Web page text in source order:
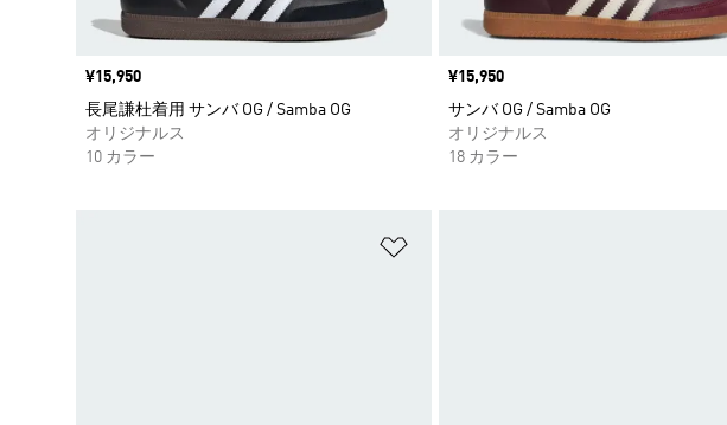
価格
¥15,950
長尾謙杜着用 サンバ OG / Samba OG
オリジナルス
10 カラー
価格
¥15,950
サンバ OG / Samba OG
オリジナルス
18 カラー